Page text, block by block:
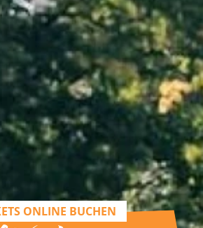
ONLINE BUCHEN